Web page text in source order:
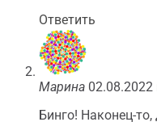
Ответить
Марина 02.08.2022
Бинго! Наконец-